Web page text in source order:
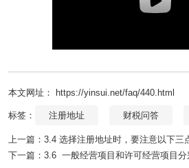
本文网址： https://yinsui.net/faq/440.html
标签： 注册地址 财税问答
上一篇： 3.4 选择注册地址时，要注意以下三
下一篇： 3.6 一般经营项目和许可经营项目分